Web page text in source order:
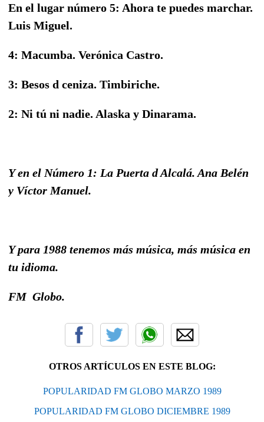
En el lugar número 5: Ahora te puedes marchar.
Luis Miguel.
4: Macumba. Verónica Castro.
3: Besos d ceniza. Timbiriche.
2: Ni tú ni nadie. Alaska y Dinarama.
Y en el Número 1: La Puerta d Alcalá. Ana Belén
y Víctor Manuel.
Y para 1988 tenemos más música, más música en
tu idioma.
FM Globo.
OTROS ARTÍCULOS EN ESTE BLOG:
POPULARIDAD FM GLOBO MARZO 1989
POPULARIDAD FM GLOBO DICIEMBRE 1989